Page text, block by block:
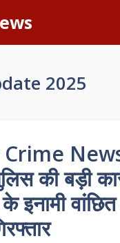
2025
की बड़ी
इनामी